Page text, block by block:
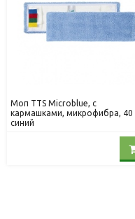
Моп TTS Microblue, с
кармашками, микрофибра, 40
синий